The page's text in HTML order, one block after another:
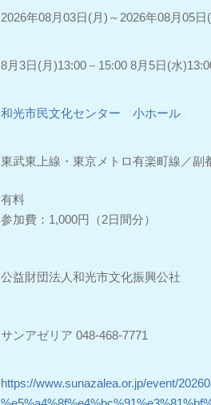
2026年08月03日(月)～2026年08月05日
8月3日(月)13:00－15:00 8月5日(水
和光市民文化センター 小ホール
東武東上線・東京メトロ有楽町線／副
有料
参加費：1,000円（2日間分）
公益財団法人和光市文化振興公社
サンアゼリア 048-468-7771
https://www.sunazalea.or.jp/event/